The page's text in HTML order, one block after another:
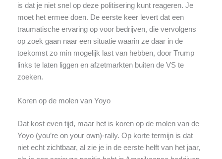
is dat je niet snel op deze politisering kunt reageren. Je
moet het ermee doen. De eerste keer levert dat een
traumatische ervaring op voor bedrijven, die vervolgens
op zoek gaan naar een situatie waarin ze daar in de
toekomst zo min mogelijk last van hebben, door Trump
links te laten liggen en afzetmarkten buiten de VS te
zoeken.
Koren op de molen van Yoyo
Dat kost even tijd, maar het is koren op de molen van de
Yoyo (you’re on your own)-rally. Op korte termijn is dat
niet echt zichtbaar, al zie je in de eerste helft van het jaar,